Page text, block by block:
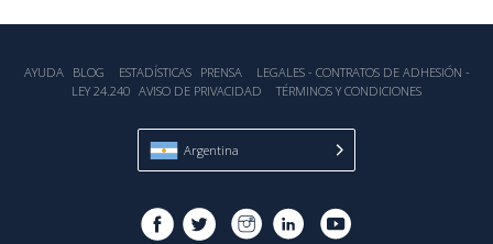
AYUDA BLOG ESTADÍSTICA‎S PRENSA
LEGALES - CONTRATOS DE ADHESIÓN -
LEY 24.240 AVISO DE PRIVACIDAD TÉRMINOS Y CONDICIONES
Argentina